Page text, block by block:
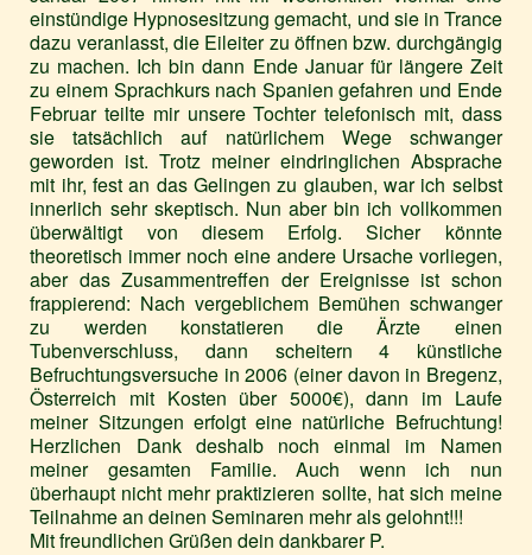
einstündige Hypnosesitzung gemacht, und sie in Trance
dazu veranlasst, die Eileiter zu öffnen bzw. durchgängig
zu machen. Ich bin dann Ende Januar für längere Zeit
zu einem Sprachkurs nach Spanien gefahren und Ende
Februar teilte mir unsere Tochter telefonisch mit, dass
sie tatsächlich auf natürlichem Wege schwanger
geworden ist. Trotz meiner eindringlichen Absprache
mit ihr, fest an das Gelingen zu glauben, war ich selbst
innerlich sehr skeptisch. Nun aber bin ich vollkommen
überwältigt von diesem Erfolg. Sicher könnte
theoretisch immer noch eine andere Ursache vorliegen,
aber das Zusammentreffen der Ereignisse ist schon
frappierend: Nach vergeblichem Bemühen schwanger
zu werden konstatieren die Ärzte einen
Tubenverschluss, dann scheitern 4 künstliche
Befruchtungsversuche in 2006 (einer davon in Bregenz,
Österreich mit Kosten über 5000€), dann im Laufe
meiner Sitzungen erfolgt eine natürliche Befruchtung!
Herzlichen Dank deshalb noch einmal im Namen
meiner gesamten Familie. Auch wenn ich nun
überhaupt nicht mehr praktizieren sollte, hat sich meine
Teilnahme an deinen Seminaren mehr als gelohnt!!!
Mit freundlichen Grüßen dein dankbarer P.